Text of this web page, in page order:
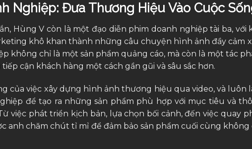
Nghiệp: Đưa Thương Hiệu Vào Cuộc
Hùng V còn là một đạo diễn phim doanh nghiệp tài ba, với
khô khan thành những câu chuyện hình ảnh đầy cảm
không chỉ là một sản phẩm quảng cáo, mà còn là một tác
cận khách hàng một cách gần gũi và sâu sắc hơn.
của việc xây dựng hình ảnh thương hiệu qua video, và luôn
để tạo ra những sản phẩm phù hợp với mục tiêu và
việc phát triển kịch bản, lựa chọn bối cảnh, đến việc quay
anh chăm chút tỉ mỉ để đảm bảo sản phẩm cuối cùng không